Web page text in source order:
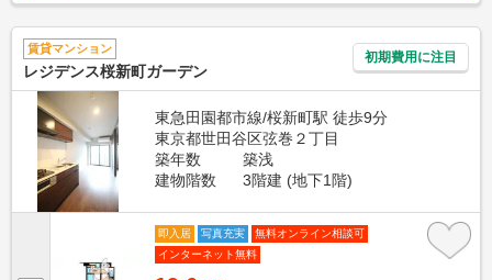
賃貸マンション
レジデンス桜新町ガーデン
初期費用に注目
東急田園都市線/桜新町駅 徒歩9分
東京都世田谷区弦巻２丁目
築年数
築浅
建物階数
3階建 (地下1階)
即入居 写真充実
無料オンライン相談可
インターネット無料